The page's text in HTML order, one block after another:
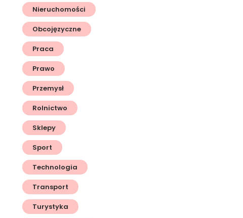
Nieruchomości
Obcojęzyczne
Praca
Prawo
Przemysł
Rolnictwo
Sklepy
Sport
Technologia
Transport
Turystyka